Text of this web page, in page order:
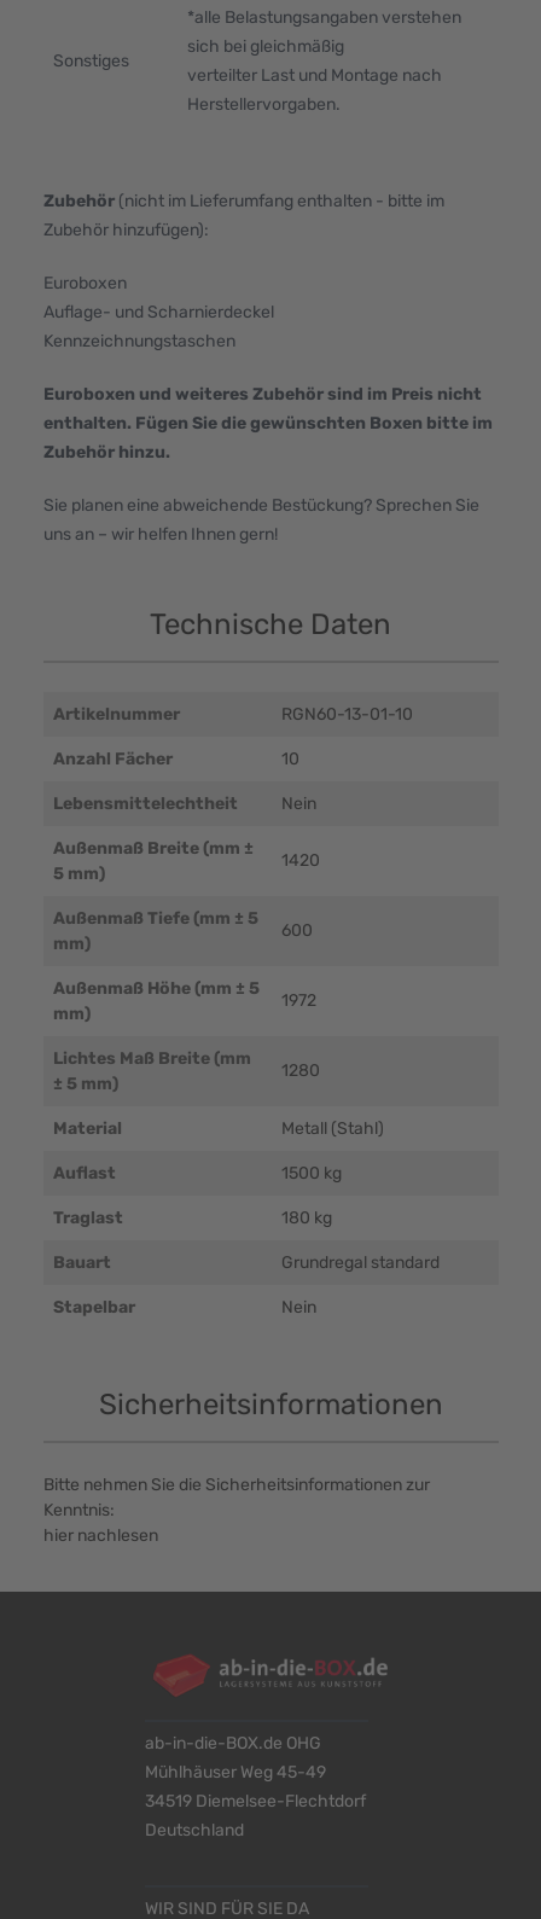
Sonstiges
*alle Belastungsangaben verstehen
sich bei gleichmäßig
verteilter Last und Montage nach
Herstellervorgaben.
Zubehör (nicht im Lieferumfang enthalten - bitte im
Zubehör hinzufügen):
Euroboxen
Auflage- und Scharnierdeckel
Kennzeichnungstaschen
Euroboxen und weiteres Zubehör sind im Preis nicht
enthalten. Fügen Sie die gewünschten Boxen bitte im
Zubehör hinzu.
Sie planen eine abweichende Bestückung? Sprechen Sie
uns an – wir helfen Ihnen gern!
Technische Daten
Artikelnummer RGN60-13-01-10
Anzahl Fächer 10
Lebensmittelechtheit Nein
Außenmaß Breite (mm ±
5 mm)
1420
Außenmaß Tiefe (mm ± 5
mm)
600
Außenmaß Höhe (mm ± 5
mm)
1972
Lichtes Maß Breite (mm
± 5 mm)
1280
Material Metall (Stahl)
Auflast 1500 kg
Traglast 180 kg
Bauart Grundregal standard
Stapelbar Nein
Sicherheitsinformationen
Bitte nehmen Sie die Sicherheitsinformationen zur
Kenntnis:
hier nachlesen
ab-in-die-BOX.de OHG
Mühlhäuser Weg 45-49
34519 Diemelsee-Flechtdorf
Deutschland
WIR SIND FÜR SIE DA